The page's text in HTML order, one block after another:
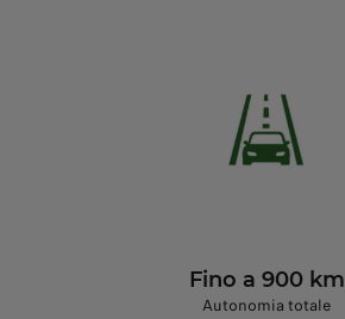
Fino a 900 km
Autonomia totale